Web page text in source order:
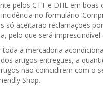
pelos CTT e DHL em boas
no formulário
só aceitarão reclamações
pelo que será
a mercadoria
artigos entregues, a
não coincidirem com o
Shop.